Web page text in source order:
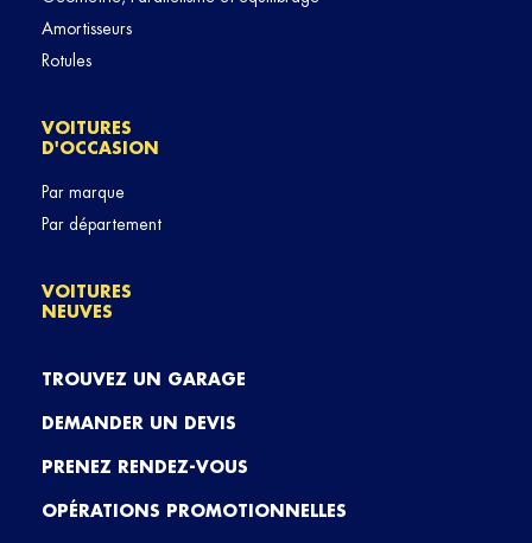
Amortisseurs
Rotules
VOITURES
D'OCCASION
Par marque
Par département
VOITURES
NEUVES
TROUVEZ UN GARAGE
DEMANDER UN DEVIS
PRENEZ RENDEZ-VOUS
OPÉRATIONS PROMOTIONNELLES